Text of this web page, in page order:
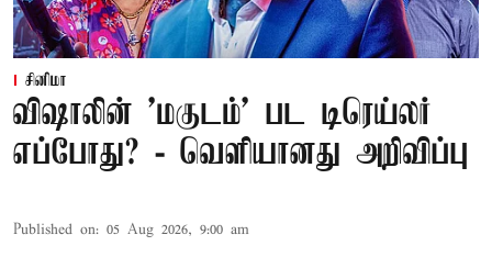
சினிமா
விஷாலின் 'மகுடம்' பட டிரெய்லர்
எப்போது? - வெளியானது அறிவிப்பு
Published on: 05 Aug 2026, 9:00 am